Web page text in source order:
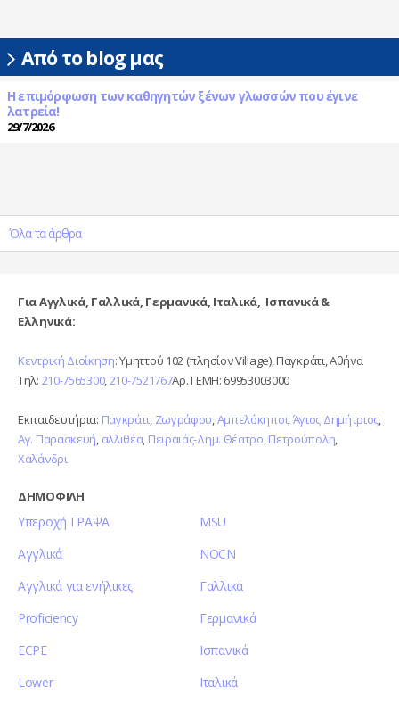
Από το blog μας
Η επιμόρφωση των καθηγητών ξένων γλωσσών που έγινε
λατρεία!
29/7/2026
Όλα τα άρθρα
Για Αγγλικά, Γαλλικά, Γερμανικά, Ιταλικά, Ισπανικά &
Ελληνικά:
Κεντρική Διοίκηση: Υμηττού 102 (πλησίον Village), Παγκράτι, Αθήνα
Τηλ: 210-7565300,210-7521767Αρ. ΓΕΜΗ: 69953003000
Εκπαιδευτήρια: Παγκράτι, Ζωγράφου,Αμπελόκηποι,Άγιος Δημήτριος,
Αγ. Παρασκευή, αλλιθέα, Πειραιάς-Δημ. Θέατρο,Πετρούπολη,
Χαλάνδρι
ΔΗΜΟΦΙΛΗ
Υπεροχή ΓΡΑΨΑ
Αγγλικά
Αγγλικά για ενήλικες
Proficiency
ECPE
Lower
MSU
NOCN
Γαλλικά
Γερμανικά
Ισπανικά
Ιταλικά